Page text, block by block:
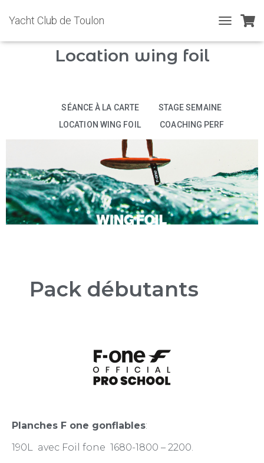
Yacht Club de Toulon
O
I
O
N
Location wing foil
SÉANCE À LA CARTE
STAGE SEMAINE
LOCATION WING FOIL
COACHING PERF
Pack débutants
Planches F one gonflables:
190L avec Foil fone 1680-1800 – 2200.